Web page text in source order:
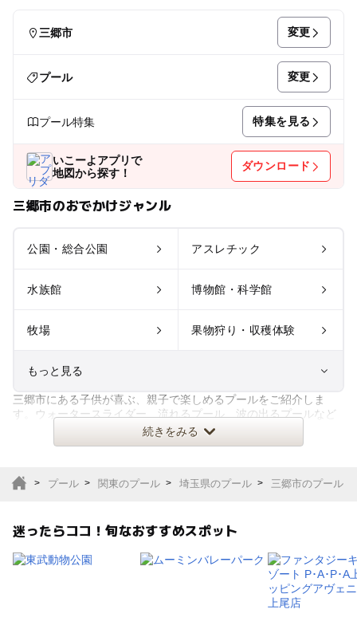
三郷市 変更
プール 変更
プール特集 特集を見る
いこーよアプリで
地図から探す！
ダウンロード
三郷市のおでかけジャンル
公園・総合公園 アスレチック
水族館 博物館・科学館
牧場 果物狩り・収穫体験
もっと見る
室内遊び場 遊園地
サファリパーク
植物園・フラワーパー
三郷市にある子供が喜ぶ、親子で楽しめるプールをご紹介しま
す。ウォータースライダー、流れるプール、波の出るプールなど
のアトラクションプールから、小
続きをみる
プール 関東のプール 埼玉県のプール 三郷市のプール
迷ったらココ！旬なおすすめスポット